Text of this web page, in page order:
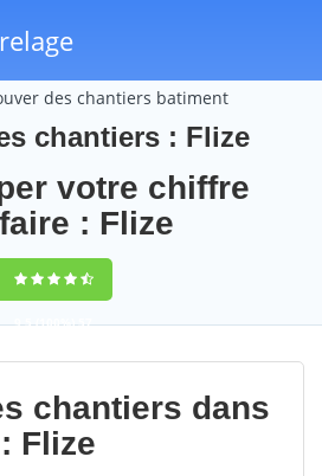
des chantiers batiment
chantiers : Flize
votre chiffre
: Flize
9,5(100%)57
votes
chantiers dans
Flize